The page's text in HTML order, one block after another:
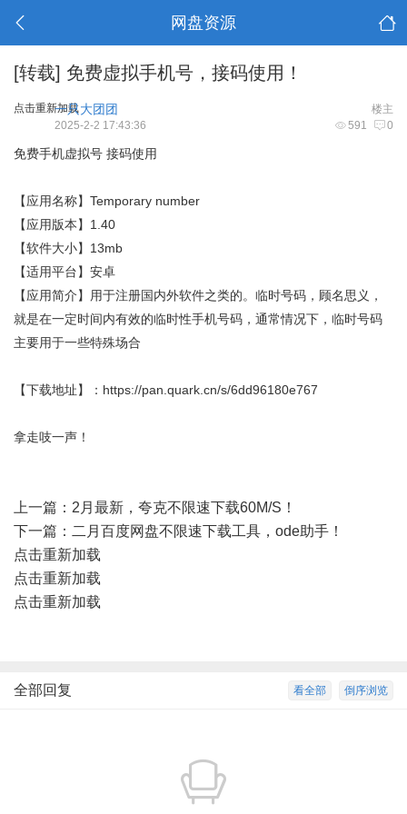
网盘资源
[转载] 免费虚拟手机号，接码使用！
点击重新加载 楼主
一只大团团
591 0
2025-2-2 17:43:36
免费手机虚拟号 接码使用
【应用名称】Temporary number
【应用版本】1.40
【软件大小】13mb
【适用平台】安卓
【应用简介】用于注册国内外软件之类的。临时号码，顾名思义，
就是在一定时间内有效的临时性手机号码，通常情况下，临时号码
主要用于一些特殊场合
【下载地址】： https://pan.quark.cn/s/6dd96180e767
拿走吱一声！
上一篇： 2月最新，夸克不限速下载60M/S！
下一篇： 二月百度网盘不限速下载工具，ode助手！
点击重新加载
点击重新加载
点击重新加载
倒序浏览
看全部
全部回复